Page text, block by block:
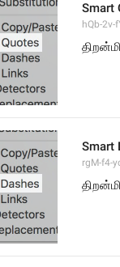
Smart
hQb-2v-
Smart
rgM-f4-